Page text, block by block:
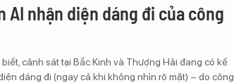
AI nhận diện dáng đi của công
cảnh sát tại Bắc Kinh và Thượng Hải đang có kế
dáng đi (ngay cả khi không nhìn rõ mặt) – do công